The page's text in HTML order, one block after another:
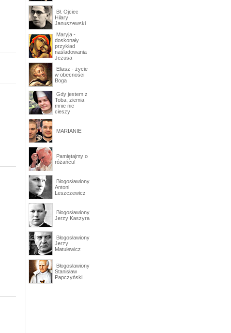
Bł. Ojciec
Hilary
Januszewski
Maryja -
doskonały
przykład
naśladowania
Jezusa
Eliasz - życie
w obecności
Boga
Gdy jestem z
Toba, ziemia
mnie nie
cieszy
MARIANIE
Pamiętajmy o
różańcu!
Błogosławiony
Antoni
Leszczewicz
Błogosławiony
Jerzy Kaszyra
Błogosławiony
Jerzy
Matulewicz
Błogosławiony
Stanisław
Papczyński